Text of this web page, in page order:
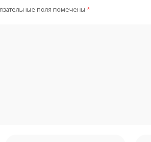
поля помечены *